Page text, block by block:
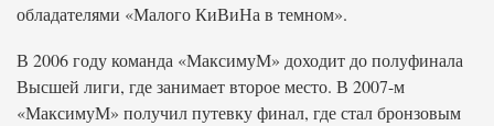
обладателями «Малого КиВиНа в темном».
В 2006 году команда «МаксимуМ» доходит до полуфинала
Высшей лиги, где занимает второе место. В 2007-м
«МаксимуМ» получил путевку финал, где стал бронзовым